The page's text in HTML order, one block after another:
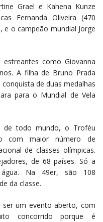
Grael e Kahena Kunze
Fernanda Oliveira (470
e o campeão mundial Jorge
como Giovanna
A filha de Bruno Prada
de duas medalhas
para o Mundial de Vela
de todo mundo, o Troféu
com maior número de
de classes olímpicas.
de 68 países. Só a
Na 49er, são 108
da classe.
um evento aberto, com
concorrido porque é